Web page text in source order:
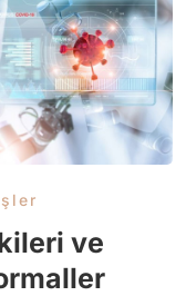
ve